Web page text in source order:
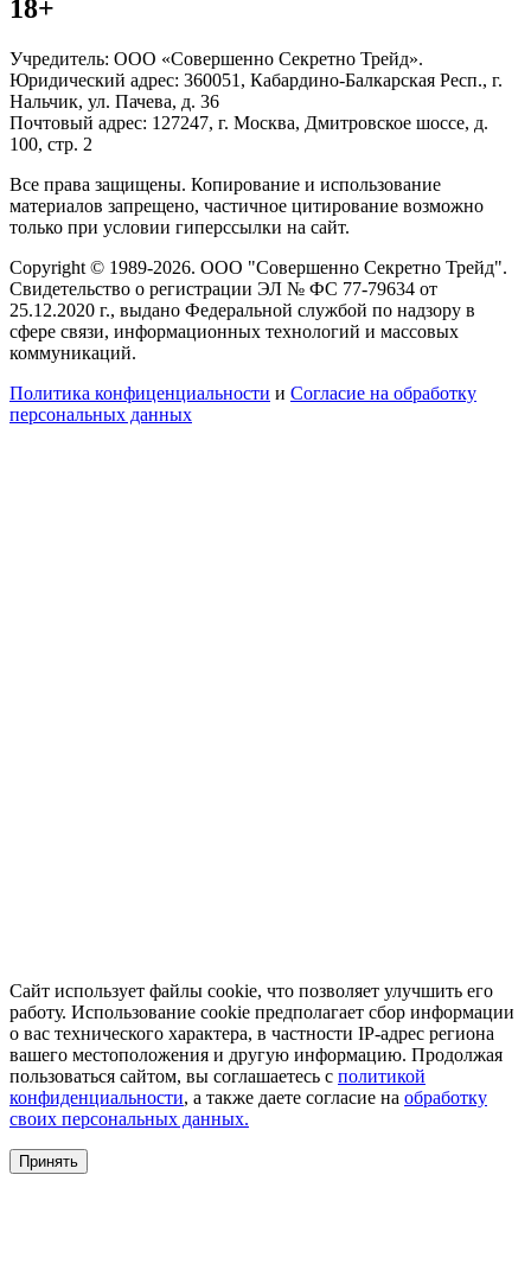
18+
Учредитель: ООО «Совершенно Секретно Трейд».
Юридический адрес: 360051, Кабардино-Балкарская Респ., г.
Нальчик, ул. Пачева, д. 36
Почтовый адрес: 127247, г. Москва, Дмитровское шоссе, д.
100, стр. 2
Все права защищены. Копирование и использование
материалов запрещено, частичное цитирование возможно
только при условии гиперссылки на сайт.
Copyright © 1989-2026. ООО "Совершенно Секретно Трейд".
Свидетельство о регистрации ЭЛ № ФС 77-79634 от
25.12.2020 г., выдано Федеральной службой по надзору в
сфере связи, информационных технологий и массовых
коммуникаций.
Политика конфиценциальности и Согласие на обработку
персональных данных
Сайт использует файлы cookie, что позволяет улучшить его
работу. Использование cookie предполагает сбор информации
о вас технического характера, в частности IP-адрес региона
вашего местоположения и другую информацию. Продолжая
пользоваться сайтом, вы соглашаетесь с политикой
конфиденциальности, а также даете согласие на обработку
своих персональных данных.
Принять